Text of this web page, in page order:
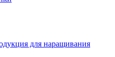
для наращивания